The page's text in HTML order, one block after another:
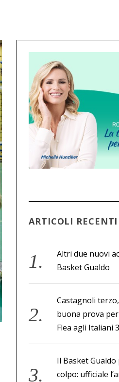
ARTICOLI RECENTI
Altri due nuovi
Basket Gualdo
Castagnoli
buona prova
Flea agli Italiani
Il Basket
colpo: ufficiale